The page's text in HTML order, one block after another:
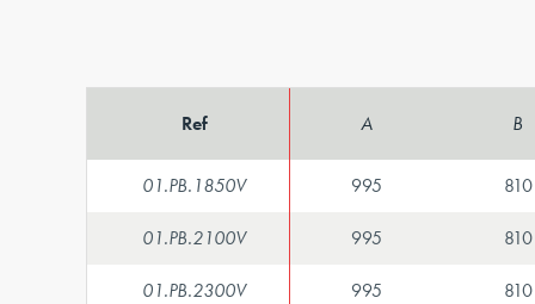
Ref A B
01.PB.1850V 995 810
01.PB.2100V 995 810
01.PB.2300V 995 810